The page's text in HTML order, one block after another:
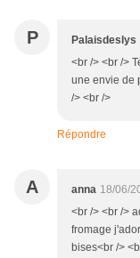
P Palaisdeslys
<br /> <br />
une envie de
/> <br />
Répondre
A anna 18/06/
<br /> <br />
fromage
bises<br />